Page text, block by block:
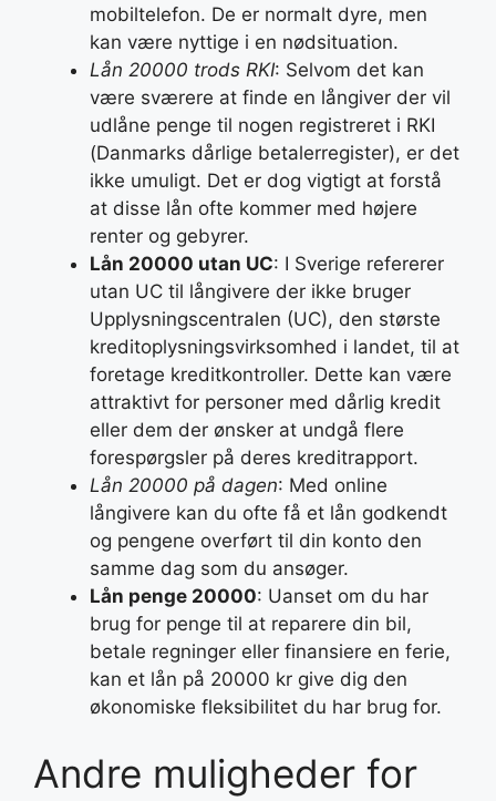
mobiltelefon. De er normalt dyre, men
kan være nyttige i en nødsituation.
Lån 20000 trods RKI: Selvom det kan
være sværere at finde en långiver der vil
udlåne penge til nogen registreret i RKI
(Danmarks dårlige betalerregister), er det
ikke umuligt. Det er dog vigtigt at forstå
at disse lån ofte kommer med højere
renter og gebyrer.
Lån 20000 utan UC: I Sverige refererer
utan UC til långivere der ikke bruger
Upplysningscentralen (UC), den største
kreditoplysningsvirksomhed i landet, til at
foretage kreditkontroller. Dette kan være
attraktivt for personer med dårlig kredit
eller dem der ønsker at undgå flere
forespørgsler på deres kreditrapport.
Lån 20000 på dagen: Med online
långivere kan du ofte få et lån godkendt
og pengene overført til din konto den
samme dag som du ansøger.
Lån penge 20000: Uanset om du har
brug for penge til at reparere din bil,
betale regninger eller finansiere en ferie,
kan et lån på 20000 kr give dig den
økonomiske fleksibilitet du har brug for.
Andre muligheder for